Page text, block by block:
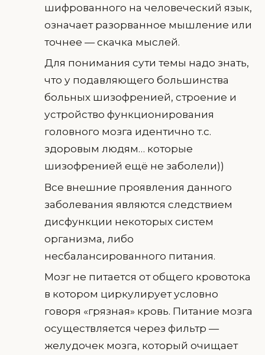
шифрованного на человеческий язык,
означает разорванное мышление или
точнее — скачка мыслей.
Для понимания сути темы надо знать,
что у подавляющего большинства
больных шизофренией, строение и
устройство функционирования
головного мозга идентично т.с.
здоровым людям… которые
шизофренией ещё не заболели))
Все внешние проявления данного
заболевания являются следствием
дисфункции некоторых систем
организма, либо
несбалансированного питания.
Мозг не питается от общего кровотока
в котором циркулирует условно
говоря «грязная» кровь. Питание мозга
осуществляется через фильтр —
желудочек мозга, который очищает